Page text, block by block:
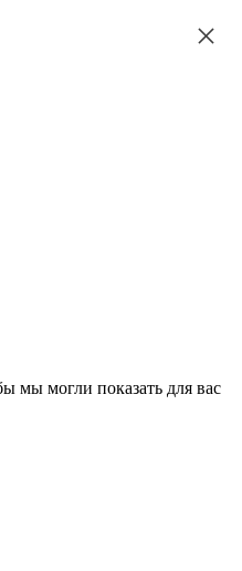
мы могли показать для вас